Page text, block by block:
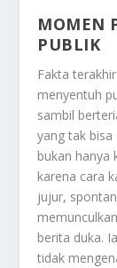
MOMEN
PUBLIK
Fakta
menyentuh
sambil
yang tak
bukan hanya
karena cara
jujur,
berita duka.
tidak